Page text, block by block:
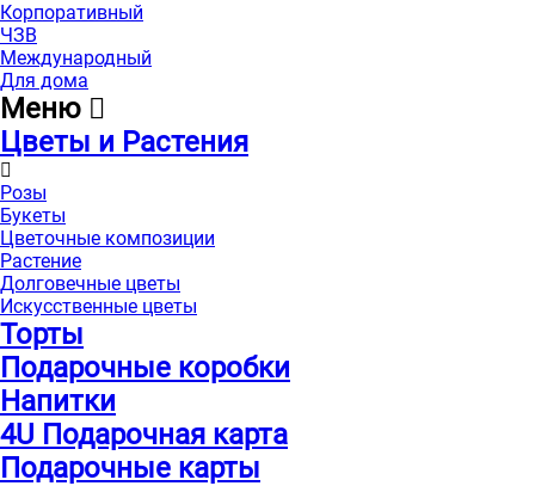
Корпоративный
ЧЗВ
Международный
Для дома
Меню
Цветы и Растения
Розы
Букеты
Цветочные композиции
Растение
Долговечные цветы
Искусственные цветы
Торты
Подарочные коробки
Напитки
4U Подарочная карта
Подарочные карты